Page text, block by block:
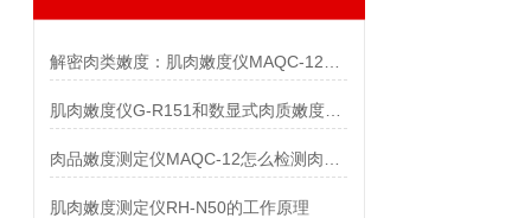
肌肉嫩度测定仪RH-N50的工作原理